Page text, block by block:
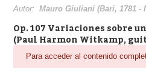
Biblioteca
Área personal
Autor:Mauro Giuliani (Bari, 1781 -
Op. 107 Variaciones sobre
(Paul Harmon Witkamp,
Para acceder al contenido